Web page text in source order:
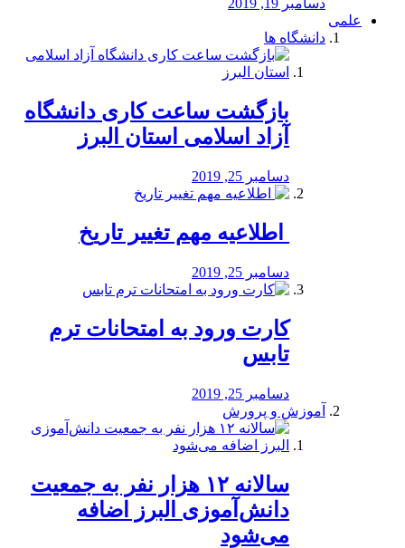
دسامبر 19, 2019
علمی
دانشگاه ها
بازگشت ساعت کاری دانشگاه
آزاد اسلامی استان البرز
دسامبر 25, 2019
️ اطلاعیه مهم تغییر تاریخ
دسامبر 25, 2019
کارت ورود به امتحانات ترم
تابس
دسامبر 25, 2019
آموزش و پرورش
️سالانه ۱۲ هزار نفر به جمعیت
دانش‌آموزی البرز اضافه
می‌شود